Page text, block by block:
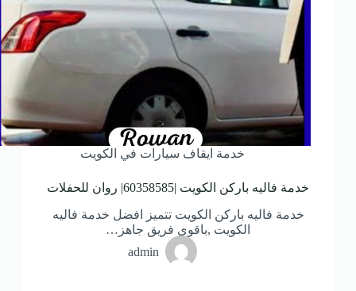
خدمة ايقاف سيارات في الكويت
خدمة فاليه باركن الكويت |60358585| روان للحفلات
خدمة فاليه باركن الكويت تتميز افضل خدمة فاليه
الكويت ,باقوي فريق جاهز…
admin